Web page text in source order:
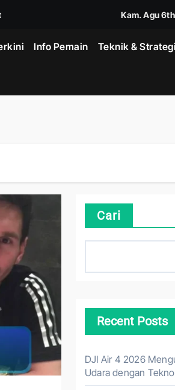
Setara PC
Baru
Kam. Agu
Info Pemain Teknik & Strategi
Cari
Recent Posts
DJI Air 4 2026
Udara dengan